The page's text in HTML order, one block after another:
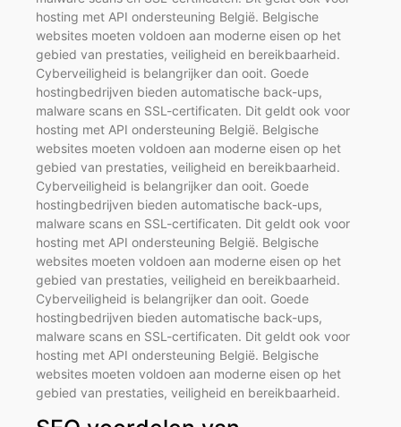
hosting met API ondersteuning België. Belgische
websites moeten voldoen aan moderne eisen op het
gebied van prestaties, veiligheid en bereikbaarheid.
Cyberveiligheid is belangrijker dan ooit. Goede
hostingbedrijven bieden automatische back-ups,
malware scans en SSL-certificaten. Dit geldt ook voor
hosting met API ondersteuning België. Belgische
websites moeten voldoen aan moderne eisen op het
gebied van prestaties, veiligheid en bereikbaarheid.
Cyberveiligheid is belangrijker dan ooit. Goede
hostingbedrijven bieden automatische back-ups,
malware scans en SSL-certificaten. Dit geldt ook voor
hosting met API ondersteuning België. Belgische
websites moeten voldoen aan moderne eisen op het
gebied van prestaties, veiligheid en bereikbaarheid.
Cyberveiligheid is belangrijker dan ooit. Goede
hostingbedrijven bieden automatische back-ups,
malware scans en SSL-certificaten. Dit geldt ook voor
hosting met API ondersteuning België. Belgische
websites moeten voldoen aan moderne eisen op het
gebied van prestaties, veiligheid en bereikbaarheid.